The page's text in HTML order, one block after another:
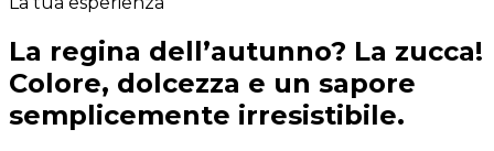
La regina dell’autunno? La zucca!
Colore, dolcezza e un sapore
semplicemente irresistibile.